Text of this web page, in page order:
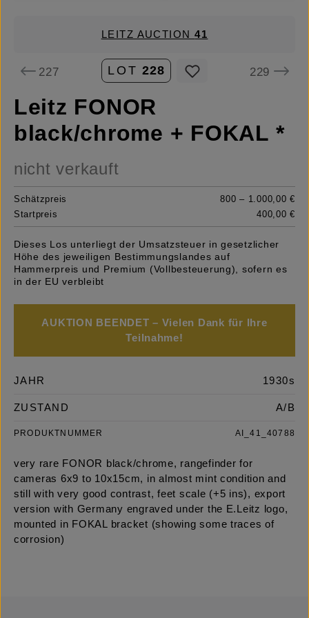
LEITZ AUCTION41
227 LOT 228 229
Leitz FONOR
black/chrome + FOKAL *
nicht verkauft
Schätzpreis
800 – 1.000,00 €
Startpreis
400,00 €
Dieses Los unterliegt der Umsatzsteuer in gesetzlicher
Höhe des jeweiligen Bestimmungslandes auf
Hammerpreis und Premium (Vollbesteuerung), sofern es
in der EU verbleibt
AUKTION BEENDET – Vielen Dank für Ihre
Teilnahme!
JAHR 1930s
ZUSTAND A/B
PRODUKTNUMMER AI_41_40788
very rare FONOR black/chrome, rangefinder for
cameras 6x9 to 10x15cm, in almost mint condition and
still with very good contrast, feet scale (+5 ins), export
version with Germany engraved under the E.Leitz logo,
mounted in FOKAL bracket (showing some traces of
corrosion)